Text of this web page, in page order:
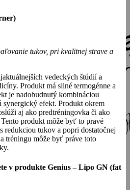
tukov, pri kvalitnej strave a
vedeckých štúdií a
Produkt má silné termogénne a
je nadobudnutý kombináciou
efekt. Produkt okrem
aj ako predtréningovka či ako
produkt môže byť to pravé
redukciou tukov a popri dostatočnej
tréningu môže byť práve toto
v produkte Genius – Lipo GN (fat